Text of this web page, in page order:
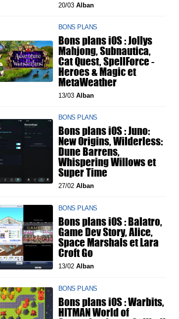
20/03 Alban
BONS PLANS
Bons plans iOS : Jollys
Mahjong, Subnautica,
Cat Quest, SpellForce -
Heroes & Magic et
MetaWeather
13/03 Alban
BONS PLANS
Bons plans iOS : Juno:
New Origins, Wilderless:
Dune Barrens,
Whispering Willows et
Super Time
27/02 Alban
BONS PLANS
Bons plans iOS : Balatro,
Game Dev Story, Alice,
Space Marshals et Lara
Croft Go
13/02 Alban
BONS PLANS
Bons plans iOS : Warbits,
HITMAN World of